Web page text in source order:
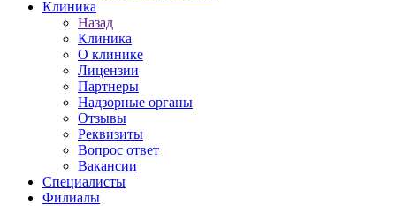
Клиника
Назад
Клиника
О клинике
Лицензии
Партнеры
Надзорные органы
Отзывы
Реквизиты
Вопрос ответ
Вакансии
Специалисты
Филиалы